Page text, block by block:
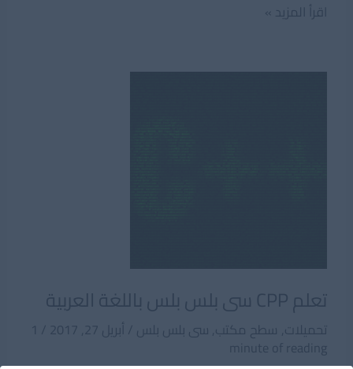
كتاب
والبداية
اقرأ المزيد »
تعلم CPP سى بلس بلس باللغة العربية
تحميلات, سطح مكتب, سى بلس بلس / أبريل 27, 2017 /
1
minute of reading